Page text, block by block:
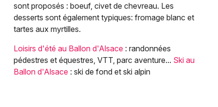
Choisir mes départements
Mon email
sont proposés : boeuf, civet de chevreau. Les
desserts sont également typiques: fromage blanc et
tartes aux myrtilles.
Loisirs d'été au Ballon d'Alsace : randonnées
pédestres et équestres, VTT, parc aventure... Ski au
Ballon d'Alsace : ski de fond et ski alpin